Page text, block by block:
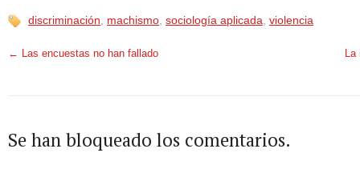
discriminación, machismo, sociología aplicada, violencia
← Las encuestas no han fallado La
Se han bloqueado los comentarios.